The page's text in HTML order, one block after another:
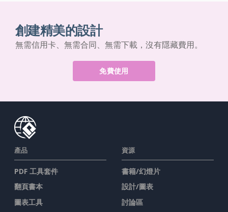
創建精美的設計
無需信用卡、無需合同、無需下載，沒有隱藏費用。
免費使用
產品
PDF 工具套件
翻頁書本
圖表工具
資源
書籍/幻燈片
設計/圖表
討論區